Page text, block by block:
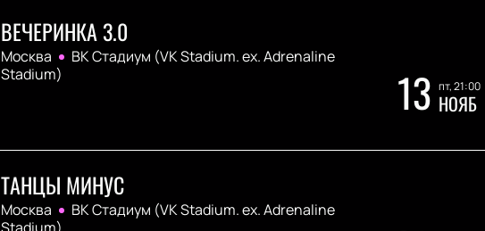
ВЕЧЕРИНКА 3.0
Москва
ВК Стадиум (VK Stadium. ex. Adrenaline
Stadium)
13 пт, 21:00
НОЯБ
ТАНЦЫ МИНУС
Москва
ВК Стадиум (VK Stadium. ex. Adrenaline